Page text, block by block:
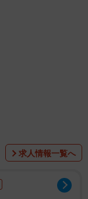
求人情報一覧へ